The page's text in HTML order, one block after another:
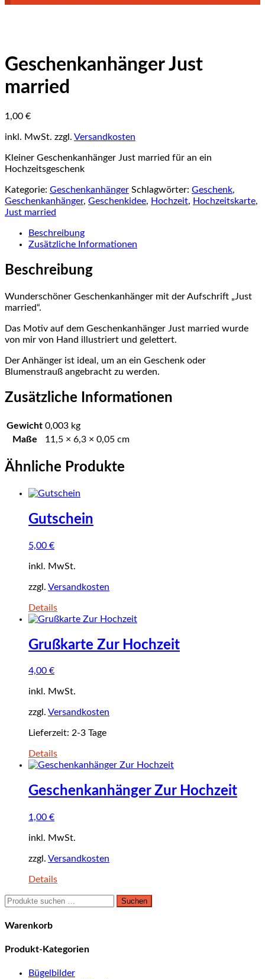
Geschenkanhänger Just
married
1,00 €
inkl. MwSt. zzgl. Versandkosten
Kleiner Geschenkanhänger Just married für an ein
Hochzeitsgeschenk
Kategorie: Geschenkanhänger Schlagwörter: Geschenk,
Geschenkanhänger, Geschenkidee, Hochzeit, Hochzeitskarte,
Just married
Beschreibung
Zusätzliche Informationen
Beschreibung
Wunderschöner Geschenkanhänger mit der Aufschrift „Just
married“.
Das Motiv auf dem Geschenkanhänger Just married wurde
von mir von Hand illustriert und gelettert.
Der Anhänger ist ideal, um an ein Geschenk oder
Blumenstrauß angebracht zu werden.
Zusätzliche Informationen
Gewicht 0,003 kg
Maße
11,5 × 6,3 × 0,05 cm
Ähnliche Produkte
Gutschein
5,00 €
inkl. MwSt.
zzgl. Versandkosten
Details
Grußkarte Zur Hochzeit
4,00 €
inkl. MwSt.
zzgl. Versandkosten
Lieferzeit: 2-3 Tage
Details
Geschenkanhänger Zur Hochzeit
1,00 €
inkl. MwSt.
zzgl. Versandkosten
Details
Suchen
Suchen
Warenkorb
Produkt-Kategorien
Bügelbilder